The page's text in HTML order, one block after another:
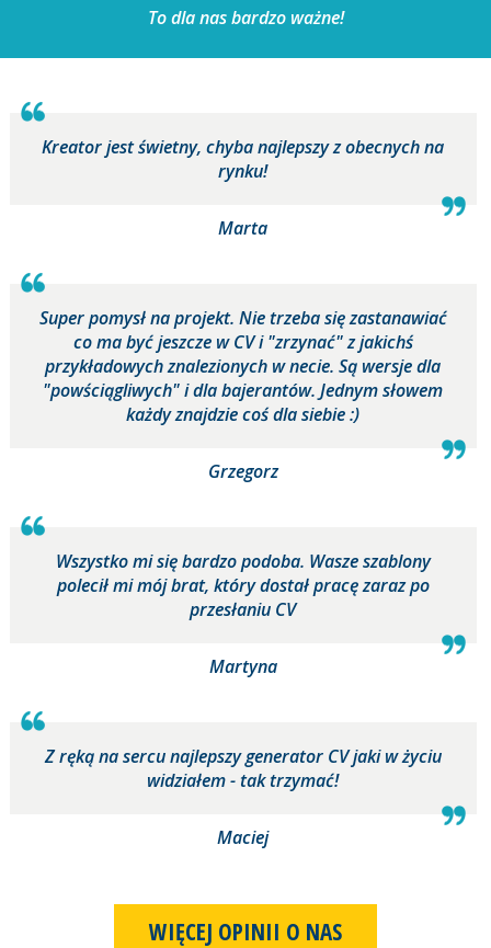
To dla nas bardzo ważne!
Kreator jest świetny, chyba najlepszy z obecnych na
rynku!
Marta
Super pomysł na projekt. Nie trzeba się zastanawiać
co ma być jeszcze w CV i "zrzynać" z jakichś
przykładowych znalezionych w necie. Są wersje dla
"powściągliwych" i dla bajerantów. Jednym słowem
każdy znajdzie coś dla siebie :)
Grzegorz
Wszystko mi się bardzo podoba. Wasze szablony
polecił mi mój brat, który dostał pracę zaraz po
przesłaniu CV
Martyna
Z ręką na sercu najlepszy generator CV jaki w życiu
widziałem - tak trzymać!
Maciej
WIĘCEJ OPINII O NAS